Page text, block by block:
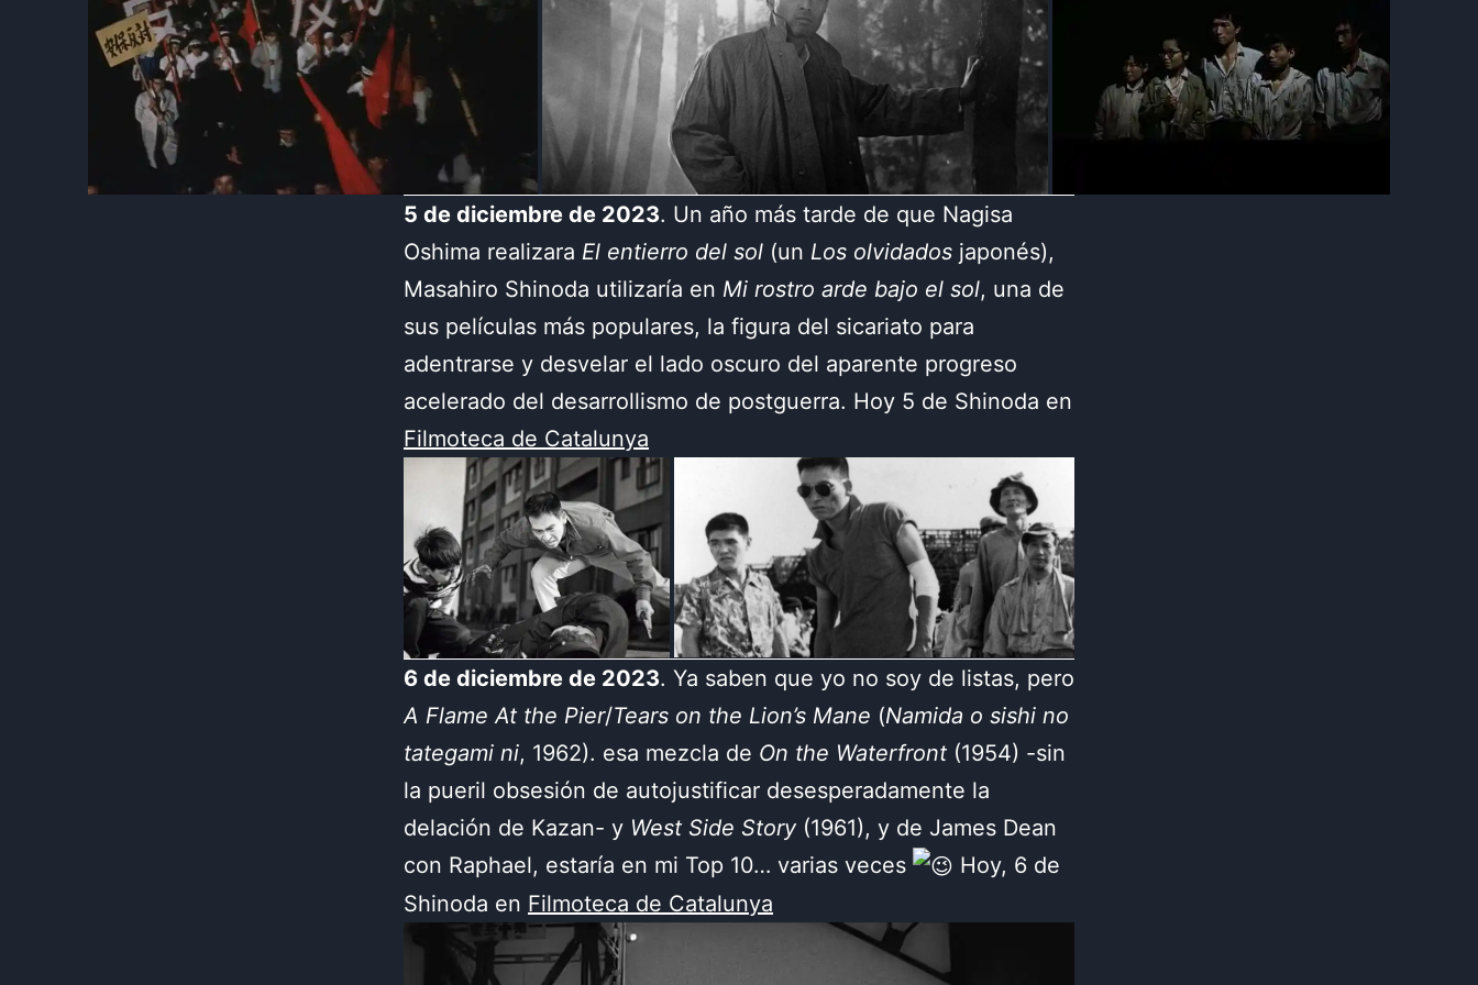
5 de diciembre de 2023. Un año más tarde de que Nagisa
Oshima realizara El entierro del sol (un Los olvidados japonés),
Masahiro Shinoda utilizaría en Mi rostro arde bajo el sol, una de
sus películas más populares, la figura del sicariato para
adentrarse y desvelar el lado oscuro del aparente progreso
acelerado del desarrollismo de postguerra. Hoy 5 de Shinoda en
Filmoteca de Catalunya
6 de diciembre de 2023. Ya saben que yo no soy de listas, pero
A Flame At the Pier/Tears on the Lion’s Mane (Namida o sishi no
tategami ni, 1962). esa mezcla de On the Waterfront (1954) -sin
la pueril obsesión de autojustificar desesperadamente la
delación de Kazan- y West Side Story(1961), y de James Dean
con Raphael, estaría en mi Top 10… varias veces
Hoy, 6 de
Shinoda en Filmoteca de Catalunya